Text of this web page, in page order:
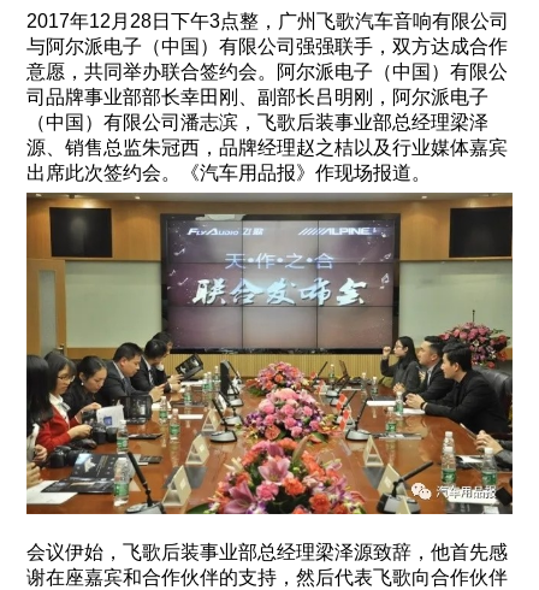
31个省市自治区
500多个城市
我们就在您的身边
2017年12月28日下午3点整，广州飞歌汽车音响有限公司
与阿尔派电子（中国）有限公司强强联手，双方达成合作
意愿，共同举办联合签约会。阿尔派电子（中国）有限公
司品牌事业部部长幸田刚、副部长吕明刚，阿尔派电子
（中国）有限公司潘志滨，飞歌后装事业部总经理梁泽
源、销售总监朱冠西，品牌经理赵之桔以及行业媒体嘉宾
出席此次签约会。《汽车用品报》作现场报道。
会议伊始，飞歌后装事业部总经理梁泽源致辞，他首先感
谢在座嘉宾和合作伙伴的支持，然后代表飞歌向合作伙伴